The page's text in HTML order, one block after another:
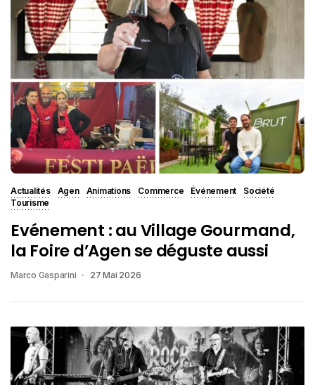
Actualités Agen Animations Commerce Événement
Société
Tourisme
Evénement : au Village Gourmand,
la Foire d’Agen se déguste aussi
Marco Gasparini 27 Mai 2026